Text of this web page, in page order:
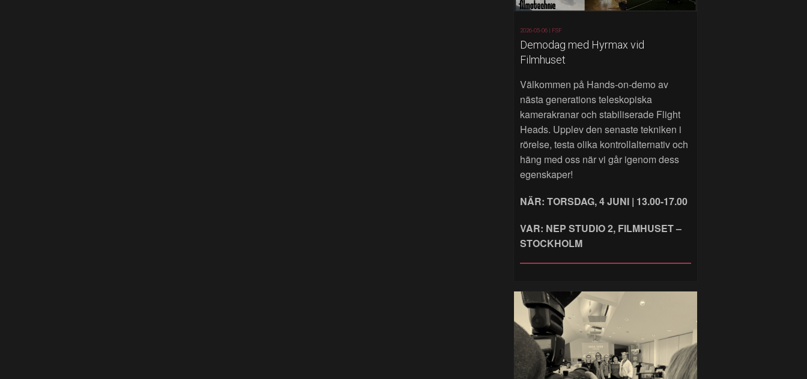
2026-05-06 | FSF
Demodag med Hyrmax vid
Filmhuset
Välkommen på Hands‑on‑demo av
nästa generations teleskopiska
kamerakranar och stabiliserade Flight
Heads. Upplev den senaste tekniken i
rörelse, testa olika kontrollalternativ och
häng med oss när vi går igenom dess
egenskaper!
NÄR: TORSDAG, 4 JUNI | 13.00-17.00
VAR: NEP STUDIO 2, FILMHUSET –
STOCKHOLM